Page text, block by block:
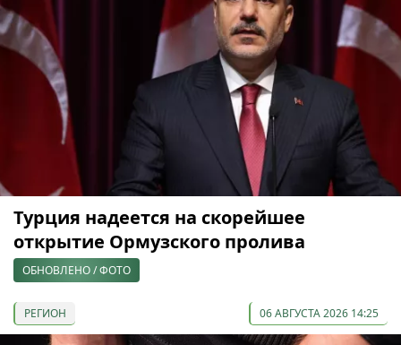
Турция надеется на скорейшее
открытие Ормузского пролива
ОБНОВЛЕНО / ФОТО
РЕГИОН 06 АВГУСТА 2026 14:25